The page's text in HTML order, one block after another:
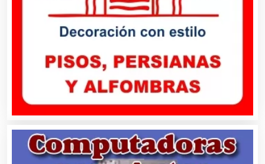
Artesanías
Artículos de Oficina
Artículos de Piel
Artículos Deportivos